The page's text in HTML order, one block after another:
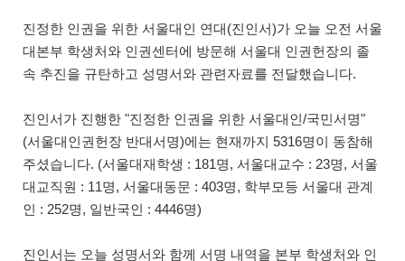
진정한 인권을 위한 서울대인 연대(진인서)가 오늘 오전 서울
대본부 학생처와 인권센터에 방문해 서울대 인권헌장의 졸
속 추진을 규탄하고 성명서와 관련자료를 전달했습니다.
진인서가 진행한 "진정한 인권을 위한 서울대인/국민서명"
(서울대인권헌장 반대서명)에는 현재까지 5316명이 동참해
주셨습니다. (서울대재학생 : 181명, 서울대교수 : 23명, 서울
대교직원 : 11명, 서울대동문 : 403명, 학부모등 서울대 관계
인 : 252명, 일반국인 : 4446명)
진인서는 오늘 성명서와 함께 서명 내역을 본부 학생처와 인